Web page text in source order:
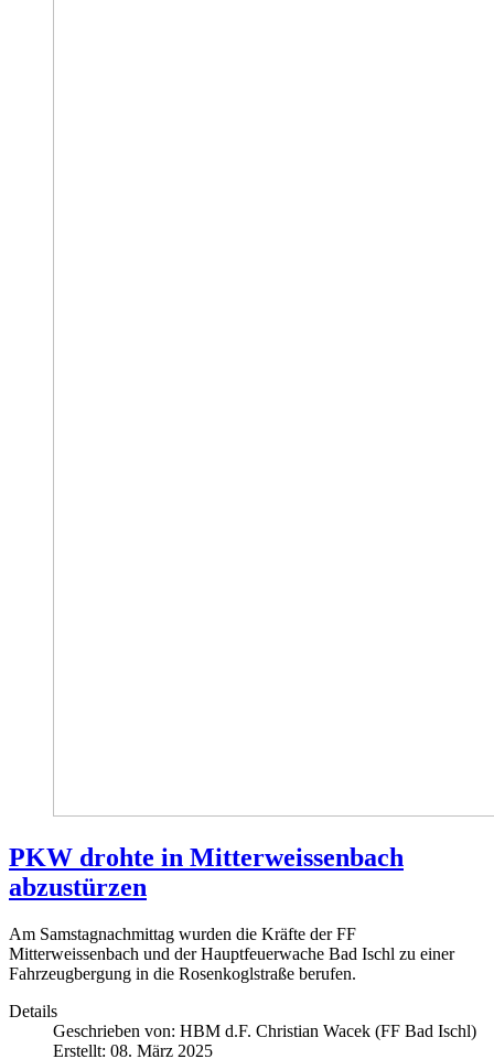
PKW drohte in Mitterweissenbach
abzustürzen
Am Samstagnachmittag wurden die Kräfte der FF
Mitterweissenbach und der Hauptfeuerwache Bad Ischl zu einer
Fahrzeugbergung in die Rosenkoglstraße berufen.
Details
Geschrieben von: HBM d.F. Christian Wacek (FF Bad Ischl)
Erstellt: 08. März 2025